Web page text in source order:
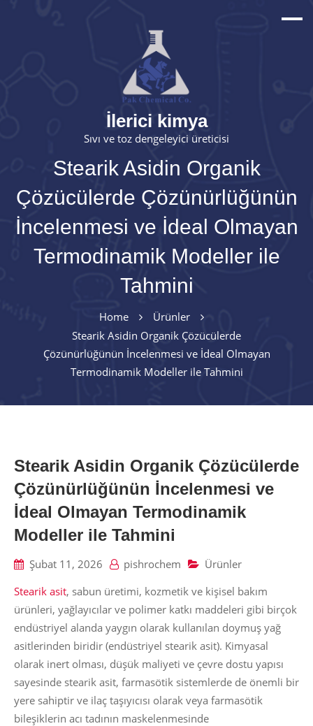
İlerici kimya
Sıvı ve toz dengeleyici üreticisi
Stearik Asidin Organik
Çözücülerde Çözünürlüğünün
İncelenmesi ve İdeal Olmayan
Termodinamik Modeller ile
Tahmini
Home
Ürünler
Stearik Asidin Organik Çözücülerde
Çözünürlüğünün İncelenmesi ve İdeal Olmayan
Termodinamik Modeller ile Tahmini
Stearik Asidin Organik Çözücülerde
Çözünürlüğünün İncelenmesi ve
İdeal Olmayan Termodinamik
Modeller ile Tahmini
Şubat 11, 2026 pishrochem
Ürünler
Stearik asit, sabun üretimi, kozmetik ve kişisel bakım
ürünleri, yağlayıcılar ve polimer katkı maddeleri gibi birçok
endüstriyel alanda yaygın olarak kullanılan doymuş yağ
asitlerinden biridir (endüstriyel stearik asit). Kimyasal
olarak inert olması, düşük maliyeti ve çevre dostu yapısı
sayesinde stearik asit, farmasötik sistemlerde de önemli bir
yere sahiptir ve ilaç taşıyıcısı olarak veya farmasötik
bileşiklerin acı tadının maskelenmesinde